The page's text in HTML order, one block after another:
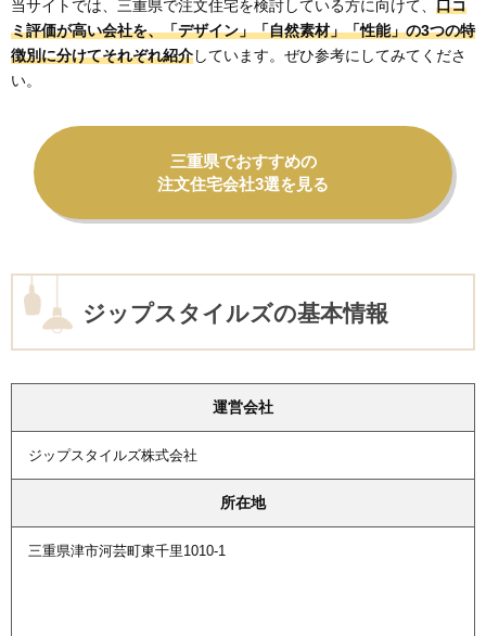
当サイトでは、三重県で注文住宅を検討している方に向けて、 口コ
ミ評価が高い会社を、「デザイン」「自然素材」「性能」の3つの特
徴別に分けてそれぞれ紹介しています。ぜひ参考にしてみてくださ
い。
三重県でおすすめの
注文住宅会社3選を見る
ジップスタイルズの基本情報
運営会社
ジップスタイルズ株式会社
所在地
三重県津市河芸町東千里1010-1